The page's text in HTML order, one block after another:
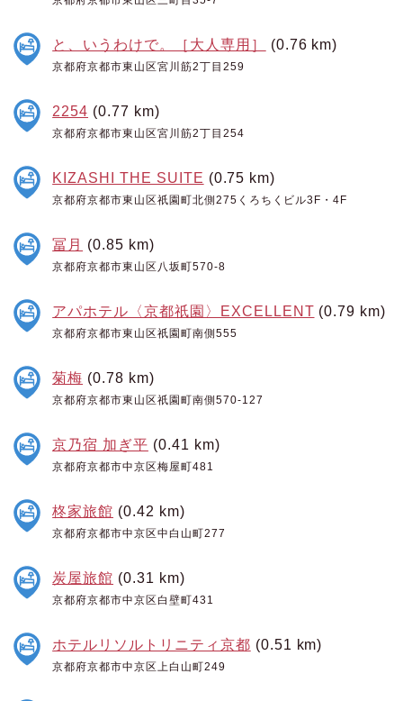
と、いうわけで。［大人専用］ (0.76 km)
京都府京都市東山区宮川筋2丁目259
2254 (0.77 km)
京都府京都市東山区宮川筋2丁目254
KIZASHI THE SUITE (0.75 km)
京都府京都市東山区祇園町北側275くろちくビル3F・4F
冨月 (0.85 km)
京都府京都市東山区八坂町570-8
アパホテル〈京都祇園〉EXCELLENT (0.79 km)
京都府京都市東山区祇園町南側555
菊梅 (0.78 km)
京都府京都市東山区祇園町南側570-127
京乃宿 加ぎ平 (0.41 km)
京都府京都市中京区梅屋町481
柊家旅館 (0.42 km)
京都府京都市中京区中白山町277
炭屋旅館 (0.31 km)
京都府京都市中京区白壁町431
ホテルリソルトリニティ京都 (0.51 km)
京都府京都市中京区上白山町249